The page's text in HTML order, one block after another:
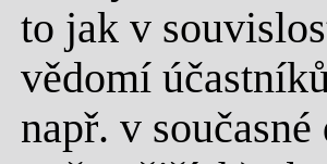
to jak v
vědomí
např. v